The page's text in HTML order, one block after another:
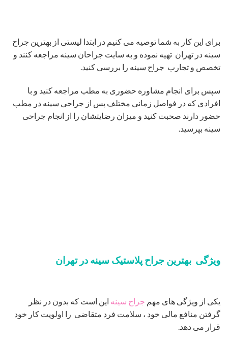
برای این کار به شما توصیه می کنیم در ابتدا لیستی از بهترین جراح
سینه در تهران تهیه نموده و به سایت جراحان سینه مراجعه کنند و
تخصص و تجارب جراح سینه را بررسی کنید.
سپس برای انجام مشاوره حضوری به مطب مراجعه کنید و با
افرادی که در فواصل زمانی مختلف پس از جراحی سینه در مطب
حضور دارند صحبت کنید و میزان رضایتشان را از انجام جراحی
سینه بپرسید.
ویژگی بهترین جراح پلاستیک سینه در تهران
یکی از ویژگی های مهم جراح سینه این است که بدون در نظر
گرفتن منافع مالی خود ، سلامت فرد متقاضی را اولویت کار خود
قرار می دهد.